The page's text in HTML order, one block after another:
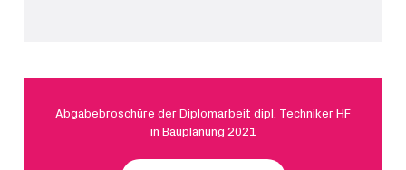
Abgabebroschüre der Diplomarbeit dipl. Techniker HF
in Bauplanung 2021